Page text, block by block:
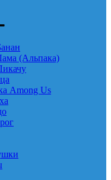
(Альпака)
Among Us